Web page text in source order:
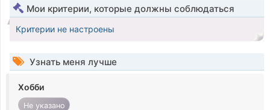
Мои критерии, которые должны соблюдаться
Критерии не настроены
Узнать меня лучше
Хобби
Не указано